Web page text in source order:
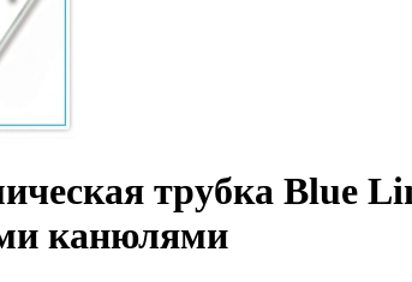
трубка Blue
канюлями